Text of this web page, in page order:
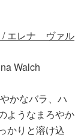
/ エレナ ヴァル
Walch
かなバラ、ハ
ようなまろやか
かりと溶け込